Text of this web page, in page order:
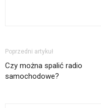
Poprzedni artykuł
Czy można spalić radio
samochodowe?